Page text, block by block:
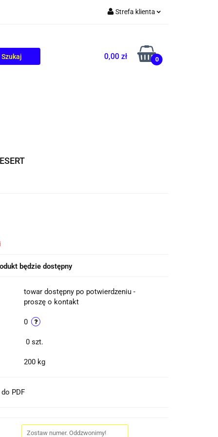
Strefa klienta
Zarejestruj się
Dodaj zgłoszenie
0,00 zł 0
będzie dostępny
towar dostępny po potwierdzeniu -
proszę o kontakt
0
0 szt.
200 kg
PDF